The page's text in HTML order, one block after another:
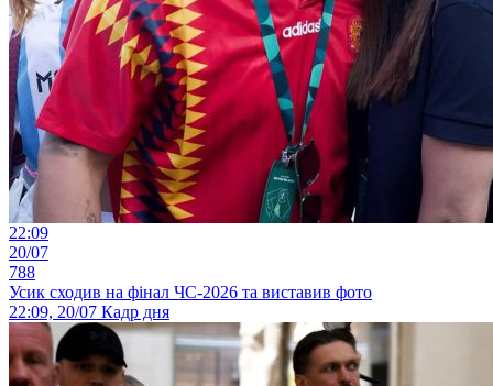
22:09
20/07
788
Усик сходив на фінал ЧС-2026 та виставив фото
22:09, 20/07 Кадр дня